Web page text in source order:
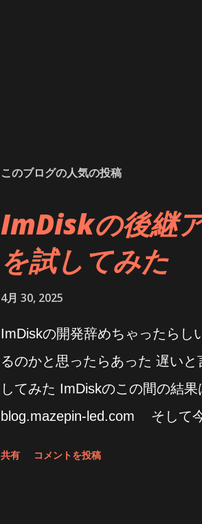
このブログの人気の投稿
ImDiskの後継
を試してみた
4月 30, 2025
ImDiskの開発辞めちゃったらし
るのかと思ったらあった 遅い
してみた ImDiskのこの間の結
blog.mazepin-led.com そして
共有 コメントを投稿